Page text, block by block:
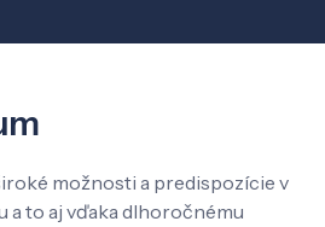
možnosti a predispozície v
a to aj vďaka dlhoročnému